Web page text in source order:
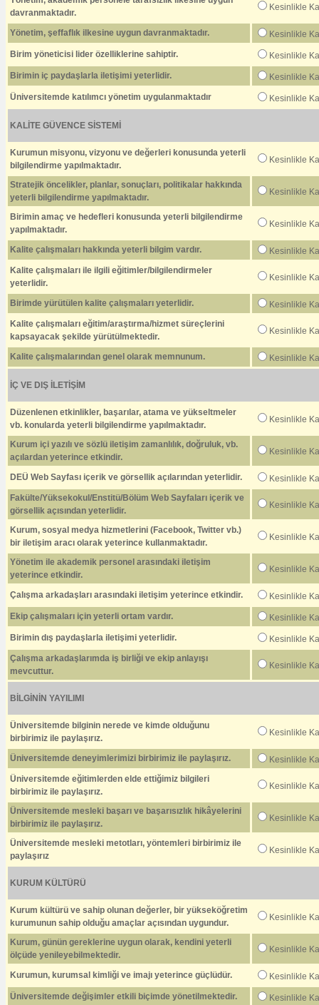
davranmaktadır.
Kesinlikle
Yönetim, şeffaflık ilkesine uygun davranmaktadır.
Kesinlikle
Birim yöneticisi lider özelliklerine sahiptir.
Kesinlikle
Birimin iç paydaşlarla iletişimi yeterlidir.
Kesinlikle
Üniversitemde katılımcı yönetim uygulanmaktadır
Kesinlikle
KALİTE GÜVENCE SİSTEMİ
Kurumun misyonu, vizyonu ve değerleri konusunda yeterli
bilgilendirme yapılmaktadır.
Kesinlikle
Stratejik öncelikler, planlar, sonuçları, politikalar hakkında
yeterli bilgilendirme yapılmaktadır.
Kesinlikle
Birimin amaç ve hedefleri konusunda yeterli bilgilendirme
yapılmaktadır.
Kesinlikle
Kalite çalışmaları hakkında yeterli bilgim vardır.
Kesinlikle
Kalite çalışmaları ile ilgili eğitimler/bilgilendirmeler
yeterlidir.
Kesinlikle
Birimde yürütülen kalite çalışmaları yeterlidir.
Kesinlikle
Kalite çalışmaları eğitim/araştırma/hizmet süreçlerini
kapsayacak şekilde yürütülmektedir.
Kesinlikle
Kalite çalışmalarından genel olarak memnunum. Kesinlikle
İÇ VE DIŞ İLETİŞİM
Düzenlenen etkinlikler, başarılar, atama ve yükseltmeler
vb. konularda yeterli bilgilendirme yapılmaktadır.
Kesinlikle
Kurum içi yazılı ve sözlü iletişim zamanlılık, doğruluk, vb.
açılardan yeterince etkindir.
Kesinlikle
DEÜ Web Sayfası içerik ve görsellik açılarından yeterlidir.
Kesinlikle
Fakülte/Yüksekokul/Enstitü/Bölüm Web Sayfaları içerik ve
görsellik açısından yeterlidir.
Kesinlikle
Kurum, sosyal medya hizmetlerini (Facebook, Twitter vb.)
bir iletişim aracı olarak yeterince kullanmaktadır.
Kesinlikle
Yönetim ile akademik personel arasındaki iletişim
yeterince etkindir.
Kesinlikle
Çalışma arkadaşları arasındaki iletişim yeterince etkindir.
Kesinlikle
Ekip çalışmaları için yeterli ortam vardır.
Kesinlikle
Birimin dış paydaşlarla iletişimi yeterlidir.
Kesinlikle
Çalışma arkadaşlarımda iş birliği ve ekip anlayışı
mevcuttur.
Kesinlikle
BİLGİNİN YAYILIMI
Üniversitemde bilginin nerede ve kimde olduğunu
birbirimiz ile paylaşırız.
Kesinlikle
Üniversitemde deneyimlerimizi birbirimiz ile paylaşırız.
Kesinlikle
Üniversitemde eğitimlerden elde ettiğimiz bilgileri
birbirimiz ile paylaşırız.
Kesinlikle
Üniversitemde mesleki başarı ve başarısızlık hikâyelerini
birbirimiz ile paylaşırız.
Kesinlikle
Üniversitemde mesleki metotları, yöntemleri birbirimiz ile
paylaşırız
Kesinlikle
KURUM KÜLTÜRÜ
Kurum kültürü ve sahip olunan değerler, bir yükseköğretim
kurumunun sahip olduğu amaçlar açısından uygundur.
Kesinlikle
Kurum, günün gereklerine uygun olarak, kendini yeterli
ölçüde yenileyebilmektedir.
Kesinlikle
Kurumun, kurumsal kimliği ve imajı yeterince güçlüdür.
Kesinlikle
Üniversitemde değişimler etkili biçimde yönetilmektedir.
Kesinlikle